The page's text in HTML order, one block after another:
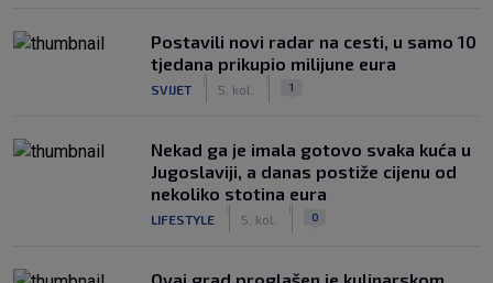
Postavili novi radar na cesti, u samo 10
tjedana prikupio milijune eura
SVIJET 5. kol. 1
Nekad ga je imala gotovo svaka kuća u
Jugoslaviji, a danas postiže cijenu od
nekoliko stotina eura
LIFESTYLE 5. kol. 0